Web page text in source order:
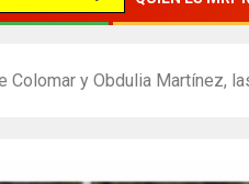
Colomar y Obdulia Martínez,